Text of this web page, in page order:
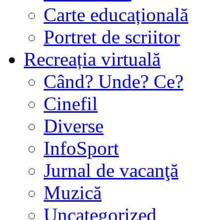
Carte educațională
Portret de scriitor
Recreația virtuală
Când? Unde? Ce?
Cinefil
Diverse
InfoSport
Jurnal de vacanţă
Muzică
Uncategorized